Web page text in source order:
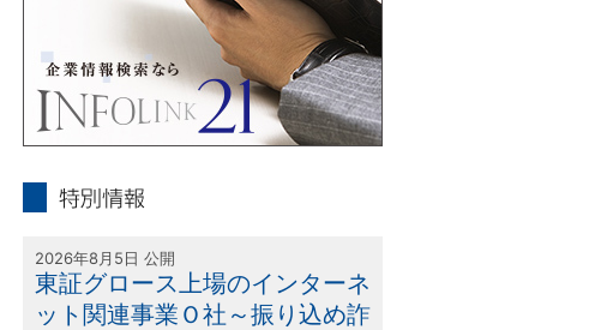
2026年8月5日 公開
東証グロース上場のインターネ
ット関連事業Ｏ社～振り込め詐